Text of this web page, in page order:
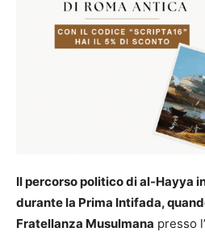
Il percorso politico di al-Hayya
durante la Prima Intifada,
Fratellanza Musulmana presso